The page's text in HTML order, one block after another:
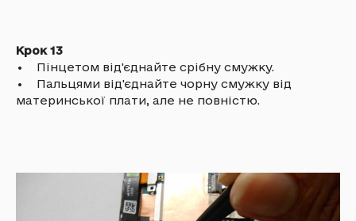
Крок 13
• Пінцетом від'єднайте срібну смужку.
• Пальцями від'єднайте чорну смужку від
материнської плати, але не повністю.